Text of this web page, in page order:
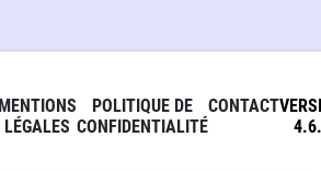
MENTIONS
LÉGALES
POLITIQUE DE
CONFIDENTIALITÉ
CONTACT